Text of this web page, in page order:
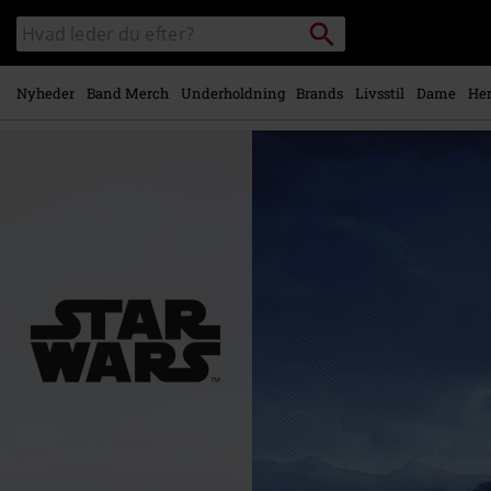
Gå til
hovedindhold
Søg
sortiment
Søg
Nyheder Band Merch Underholdning Brands Livsstil Dame